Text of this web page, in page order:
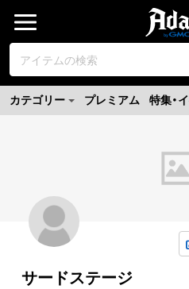
カテゴリー プレミアム 特集・
サードステージ